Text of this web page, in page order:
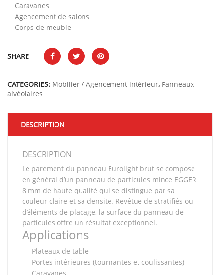
Caravanes
Agencement de salons
Corps de meuble
SHARE
CATEGORIES: Mobilier / Agencement intérieur, Panneaux
alvéolaires
DESCRIPTION
DESCRIPTION
Le parement du panneau Eurolight brut se compose
en général d’un panneau de particules mince EGGER
8 mm de haute qualité qui se distingue par sa
couleur claire et sa densité. Revêtue de stratifiés ou
d’éléments de placage, la surface du panneau de
particules offre un résultat exceptionnel.
Applications
Plateaux de table
Portes intérieures (tournantes et coulissantes)
Caravanes